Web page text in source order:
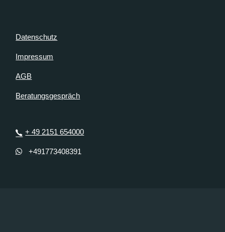
Datenschutz
Impressum
AGB
Beratungsgespräch
+ 49 2151 654000
+491773408391